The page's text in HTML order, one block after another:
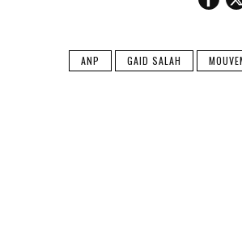
ANP GAID SALAH